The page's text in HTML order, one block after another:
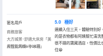
匿名用戶
商務旅客
大方城景･舒適大床房「美
標智能馬桶+小冰箱」
入住於2026年06月
5.0 極好
連續入住三天，體驗特別好
的是衣物都有阿姨幫忙清洗
很不錯的寶藏酒店，性價比
住😁